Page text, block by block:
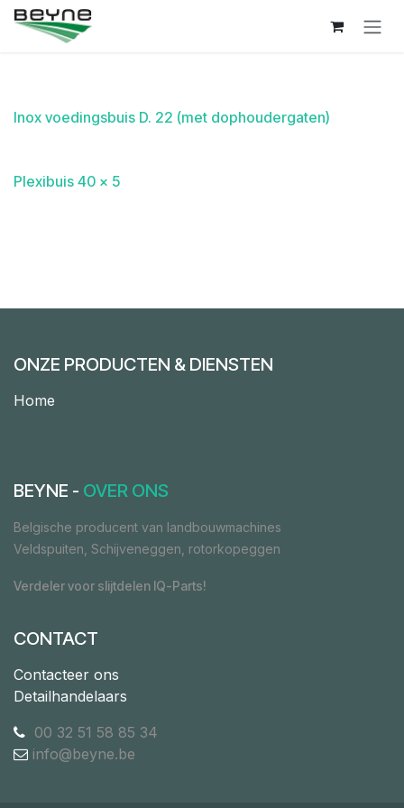
Overslaan naar inhoud
Inox voedingsbuis D. 22 (met dophoudergaten)
Plexibuis 40 x 5
ONZE PRODUCTEN & DIENSTEN
Home
BEYNE - OVER ONS
Belgische producent van landbouwmachines
Veldspuiten, Schijveneggen, rotorkopeggen
Verdeler voor slijtdelen IQ-Parts!
CONTACT
Contacteer ons
Detailhandelaars
00 32 51 58 85 34
info@beyne.be